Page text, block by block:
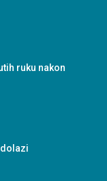
ruku nakon